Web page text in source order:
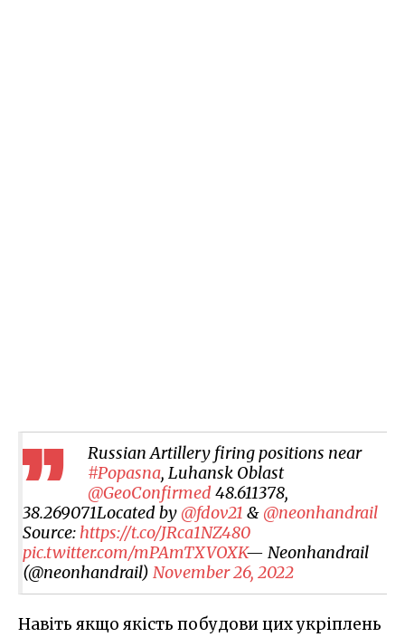
Russian Artillery firing positions near
#Popasna, Luhansk Oblast
@GeoConfirmed 48.611378,
38.269071Located by @fdov21 & @neonhandrail
Source: https://t.co/JRca1NZ480
pic.twitter.com/mPAmTXVOXK— Neonhandrail
(@neonhandrail) November 26, 2022
Навіть якщо якість побудови цих укріплень